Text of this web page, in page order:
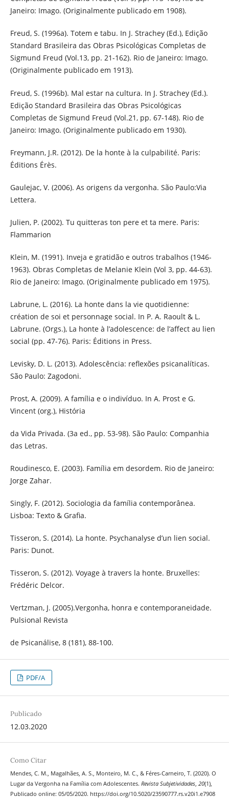
Janeiro: Imago. (Originalmente publicado em 1908).
Freud, S. (1996a). Totem e tabu. In J. Strachey (Ed.), Edição
Standard Brasileira das Obras Psicológicas Completas de
Sigmund Freud (Vol.13, pp. 21-162). Rio de Janeiro: Imago.
(Originalmente publicado em 1913).
Freud, S. (1996b). Mal estar na cultura. In J. Strachey (Ed.).
Edição Standard Brasileira das Obras Psicológicas
Completas de Sigmund Freud (Vol.21, pp. 67-148). Rio de
Janeiro: Imago. (Originalmente publicado em 1930).
Freymann, J.R. (2012). De la honte à la culpabilité. Paris:
Éditions Érès.
Gaulejac, V. (2006). As origens da vergonha. São Paulo:Via
Lettera.
Julien, P. (2002). Tu quitteras ton pere et ta mere. Paris:
Flammarion
Klein, M. (1991). Inveja e gratidão e outros trabalhos (1946-
1963). Obras Completas de Melanie Klein (Vol 3, pp. 44-63).
Rio de Janeiro: Imago. (Originalmente publicado em 1975).
Labrune, L. (2016). La honte dans la vie quotidienne:
création de soi et personnage social. In P. A. Raoult & L.
Labrune. (Orgs.), La honte à l’adolescence: de l’affect au lien
social (pp. 47-76). Paris: Éditions in Press.
Levisky, D. L. (2013). Adolescência: reflexões psicanalíticas.
São Paulo: Zagodoni.
Prost, A. (2009). A família e o indivíduo. In A. Prost e G.
Vincent (org.), História
da Vida Privada. (3a ed., pp. 53-98). São Paulo: Companhia
das Letras.
Roudinesco, E. (2003). Família em desordem. Rio de Janeiro:
Jorge Zahar.
Singly, F. (2012). Sociologia da família contemporânea.
Lisboa: Texto & Grafia.
Tisseron, S. (2014). La honte. Psychanalyse d’un lien social.
Paris: Dunot.
Tisseron, S. (2012). Voyage à travers la honte. Bruxelles:
Frédéric Delcor.
Vertzman, J. (2005).Vergonha, honra e contemporaneidade.
Pulsional Revista
de Psicanálise, 8 (181), 88-100.
PDF/A
Publicado
12.03.2020
Como Citar
Mendes, C. M., Magalhães, A. S., Monteiro, M. C., & Féres-Carneiro, T. (2020). O
Lugar da Vergonha na Família com Adolescentes. Revista Subjetividades, 20(1),
Publicado online: 05/05/2020. https://doi.org/10.5020/23590777.rs.v20i1.e7908